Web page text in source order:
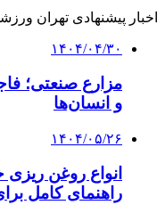
اخبار پیشنهادی تهران
۱۴۰۴/۰۴/۳۰
مزارع صنعتی؛
و انسان‌ها
۱۴۰۴/۰۵/۲۶
انواع روغن
راهنمای کامل